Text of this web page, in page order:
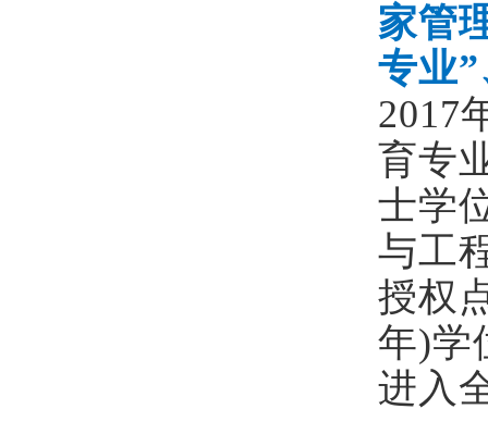
家管
专业
2017
育专
士学
与工
授权
年)学
进入